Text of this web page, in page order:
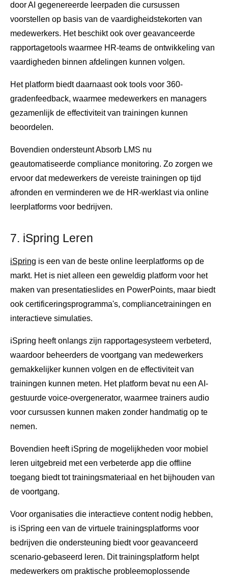
door AI gegenereerde leerpaden die cursussen
voorstellen op basis van de vaardigheidstekorten van
medewerkers. Het beschikt ook over geavanceerde
rapportagetools waarmee HR-teams de ontwikkeling van
vaardigheden binnen afdelingen kunnen volgen.
Het platform biedt daarnaast ook tools voor 360-
gradenfeedback, waarmee medewerkers en managers
gezamenlijk de effectiviteit van trainingen kunnen
beoordelen.
Bovendien ondersteunt Absorb LMS nu
geautomatiseerde compliance monitoring. Zo zorgen we
ervoor dat medewerkers de vereiste trainingen op tijd
afronden en verminderen we de HR-werklast via online
leerplatforms voor bedrijven.
7. iSpring Leren
iSpring is een van de beste online leerplatforms op de
markt. Het is niet alleen een geweldig platform voor het
maken van presentatieslides en PowerPoints, maar biedt
ook certificeringsprogramma's, compliancetrainingen en
interactieve simulaties.
iSpring heeft onlangs zijn rapportagesysteem verbeterd,
waardoor beheerders de voortgang van medewerkers
gemakkelijker kunnen volgen en de effectiviteit van
trainingen kunnen meten. Het platform bevat nu een AI-
gestuurde voice-overgenerator, waarmee trainers audio
voor cursussen kunnen maken zonder handmatig op te
nemen.
Bovendien heeft iSpring de mogelijkheden voor mobiel
leren uitgebreid met een verbeterde app die offline
toegang biedt tot trainingsmateriaal en het bijhouden van
de voortgang.
Voor organisaties die interactieve content nodig hebben,
is iSpring een van de virtuele trainingsplatforms voor
bedrijven die ondersteuning biedt voor geavanceerd
scenario-gebaseerd leren. Dit trainingsplatform helpt
medewerkers om praktische probleemoplossende